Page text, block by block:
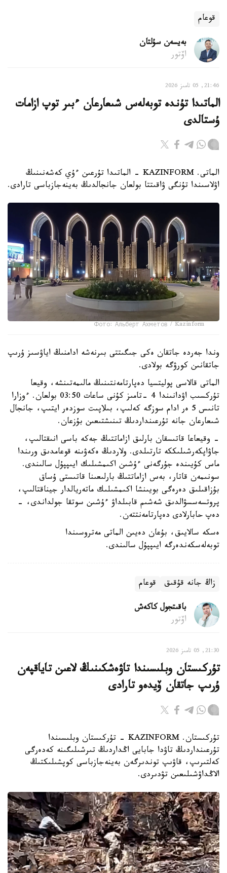
قوعام
بەيسەن سۇلتان
اۆتور
21:46, 05 تامىز 2026
الماتىدا تۇندە توبەلەس شىعارعان ءبىر توپ ازامات
ۇستالدى
الماتى. KAZINFORM - الماتىدا تۇرعىن ءۇي كەشەنىنىڭ
اۋلاسىندا تۇنگى ۋاقىتتا بولعان جانجالدىڭ بەينەجازباسى تارادى.
Фото: Альберт Ахметов / Kazinform
وندا جەردە جاتقان ەكى جىگىتتى بىرنەشە ادامنىڭ اياۋسىز ۇرىپ
جاتقانىن كورۋگە بولادى.
الماتى قالاسى پوليتسيا دەپارتامەنتىنىڭ مالىمەتىنشە، وقيعا
تۇركسىب اۋدانىندا 4 -تامىز كۇنى ساعات 03:50 بولعان. ءوزارا
تانىس 5 ەر ادام سوزگە كەلىپ، بىلاپىت سوزدەر ايتىپ، جانجال
شىعارعان جانە تۇرعىنداردىڭ تىنىشتىعىن بۇزعان.
- وقيعاعا قاتىسقان بارلىق ازاماتتىڭ جەكە باسى انىقتالىپ،
جاۋاپكەرشىلىككە تارتىلدى. ولاردىڭ ەكەۋىنە قوعامدىق ورىندا
ماس كۇيىندە جۇرگەنى ءۇشىن اكىمشىلىك ايىپپۇل سالىندى.
سونىمەن قاتار، بەس ازاماتتىڭ بارلىعىنا قاتىستى ۇساق
بۇزاقىلىق دەرەگى بويىنشا اكىمشىلىك ماتەريالدار جيناقتالىپ،
پروتسەسسۋالدىق شەشىم قابىلداۋ ءۇشىن سوتقا جولداندى، -
دەپ حابارلادى دەپارتامەنتتەن.
ەسكە سالايىق، بۇعان دەيىن الماتى مەتروسىندا
توبەلەسكەندەرگە ايىپپۇل سالىندى.
زاڭ جانە قۇقىق قوعام
باقىتجول كاكەش
اۆتور
21:30, 05 تامىز 2026
تۇركىستان وبلىسىندا تاۋەشكىنىڭ لاعىن تاياقپەن
ۇرىپ جاتقان ۆيدەو تارادى
تۇركىستان. KAZINFORM - تۇركىستان وبلىسىندا
تۇرعىنداردىڭ تاۋدا جابايى اڭداردىڭ تىرشىلىگىنە كەدەرگى
كەلتىرىپ، قاۋىپ توندىرگەن بەينەجازباسى كوپشىلىكتىڭ
الاڭداۋشىلىعىن تۋدىردى.